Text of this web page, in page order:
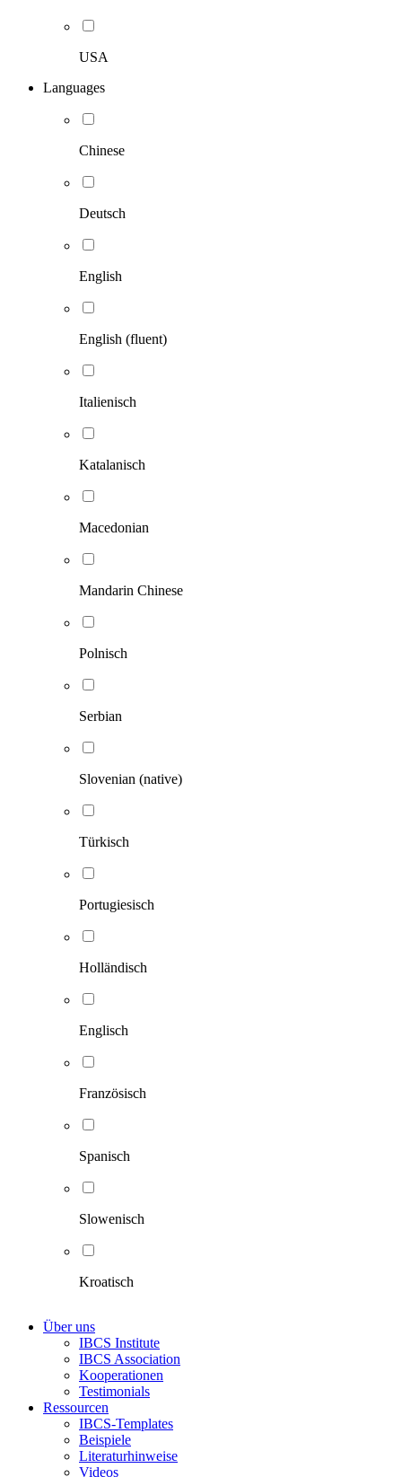
USA
Languages
Chinese
Deutsch
English
English (fluent)
Italienisch
Katalanisch
Macedonian
Mandarin Chinese
Polnisch
Serbian
Slovenian (native)
Türkisch
Portugiesisch
Holländisch
Englisch
Französisch
Spanisch
Slowenisch
Kroatisch
Über uns
IBCS Institute
IBCS Association
Kooperationen
Testimonials
Ressourcen
IBCS-Templates
Beispiele
Literaturhinweise
Videos